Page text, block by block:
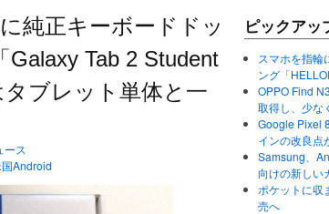
純正キーボードドッ
Tab 2 Student
ブレット単体と一
ース
Android
ピックアッ
スマホを指輪
ング「
OPPO Find
取得し、少な
Google Pixel
インの改良点
Samsung、
向けの新しい
ポケットに収
売へ